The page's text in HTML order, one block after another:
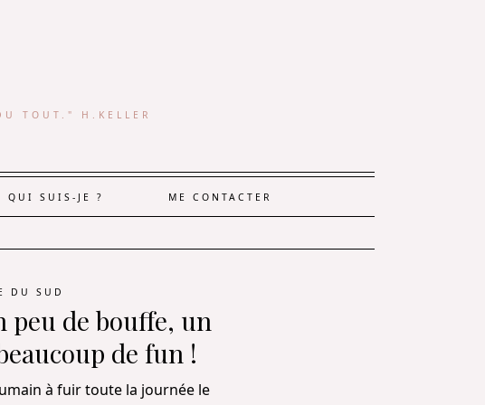
TOUT." H.KELLER
QUI SUIS-JE ? ME CONTACTER
DU SUD
peu de bouffe, un
de fun !
à fuir toute la journée le